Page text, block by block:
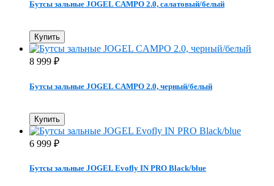
Бутсы зальные JOGEL CAMPO 2.0, салатовый/белый
Купить
8 999 ₽
Бутсы зальные JOGEL CAMPO 2.0, черный/белый
Купить
6 999 ₽
Бутсы зальные JOGEL Evofly IN PRO Black/blue